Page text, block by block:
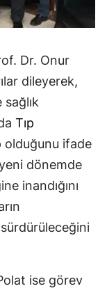
Dr. Onur
dileyerek,
Tıp
olduğunu ifade
dönemde
inandığını
sürdürüleceğini
ise görev